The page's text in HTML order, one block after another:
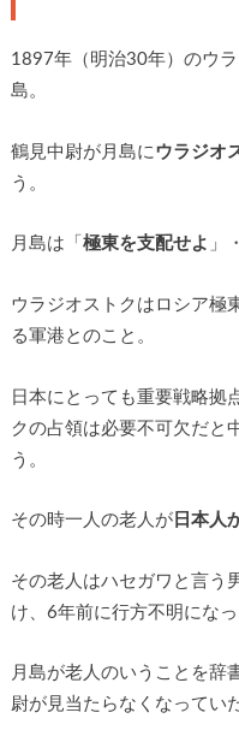
1897年（明治30年）のウ
島。
鶴見中尉が月島に ウラジオ
う。
月島は「 極東を支配せよ 」
ウラジオストクはロシア極
る軍港とのこと。
日本にとっても重要戦略拠
クの占領は必要不可欠だと
う。
その時一人の老人が日本人
その老人はハセガワと言う
け、6年前に行方不明になっ
月島が老人のいうことを辞
尉が見当たらなくなってい